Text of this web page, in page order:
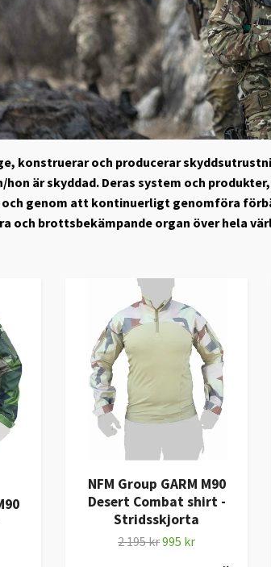
konstruerar och producerar
är skyddad. Deras system och
och genom att kontinuerligt genomföra
och brottsbekämpande organ över hela
NFM Group GARM M90
Desert Combat shirt -
Stridsskjorta
2 195 kr995 kr